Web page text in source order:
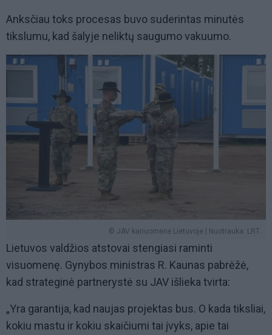
Anksčiau toks procesas buvo suderintas minutės
tikslumu, kad šalyje neliktų saugumo vakuumo.
© JAV kariuomenė Lietuvoje | Nuotrauka: LRT
Lietuvos valdžios atstovai stengiasi raminti
visuomenę. Gynybos ministras R. Kaunas pabrėžė,
kad strateginė partnerystė su JAV išlieka tvirta:
„Yra garantija, kad naujas projektas bus. O kada tiksliai,
kokiu mastu ir kokiu skaičiumi tai įvyks, apie tai